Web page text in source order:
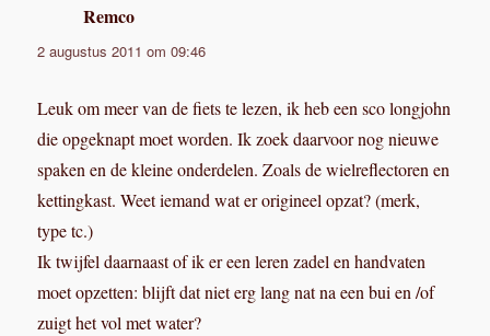
Remco
2 augustus 2011 om 09:46
Leuk om meer van de fiets te lezen, ik heb een sco longjohn
die opgeknapt moet worden. Ik zoek daarvoor nog nieuwe
spaken en de kleine onderdelen. Zoals de wielreflectoren en
kettingkast. Weet iemand wat er origineel opzat? (merk,
type tc.)
Ik twijfel daarnaast of ik er een leren zadel en handvaten
moet opzetten: blijft dat niet erg lang nat na een bui en /of
zuigt het vol met water?